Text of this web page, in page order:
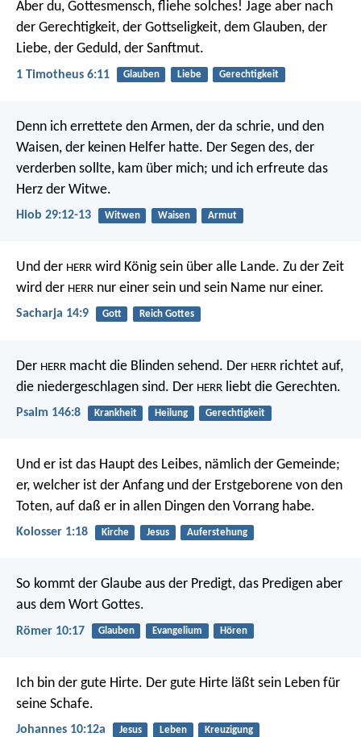
Aber du, Gottesmensch, fliehe solches! Jage aber nach
der Gerechtigkeit, der Gottseligkeit, dem Glauben, der
Liebe, der Geduld, der Sanftmut.
1 Timotheus 6:11 Glauben Liebe Gerechtigkeit
Denn ich errettete den Armen, der da schrie, und den
Waisen, der keinen Helfer hatte. Der Segen des, der
verderben sollte, kam über mich; und ich erfreute das
Herz der Witwe.
Hiob 29:12-13 Witwen Waisen Armut
Und der HERR wird König sein über alle Lande. Zu der Zeit
wird der HERR nur einer sein und sein Name nur einer.
Sacharja 14:9 Gott Reich Gottes
Der HERR macht die Blinden sehend. Der HERR richtet auf,
die niedergeschlagen sind. Der HERR liebt die Gerechten.
Psalm 146:8 Krankheit Heilung Gerechtigkeit
Und er ist das Haupt des Leibes, nämlich der Gemeinde;
er, welcher ist der Anfang und der Erstgeborene von den
Toten, auf daß er in allen Dingen den Vorrang habe.
Kolosser 1:18 Kirche Jesus Auferstehung
So kommt der Glaube aus der Predigt, das Predigen aber
aus dem Wort Gottes.
Römer 10:17 Glauben Evangelium Hören
Ich bin der gute Hirte. Der gute Hirte läßt sein Leben für
seine Schafe.
Johannes 10:12a Jesus Leben Kreuzigung